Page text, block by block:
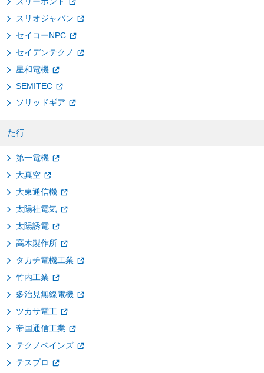
スリオジャパン
セイコーNPC
セイデンテクノ
星和電機
SEMITEC
ソリッドギア
た行
第一電機
大真空
大東通信機
太陽社電気
太陽誘電
高木製作所
タカチ電機工業
竹内工業
多治見無線電機
ツカサ電工
帝国通信工業
テクノベインズ
テスプロ